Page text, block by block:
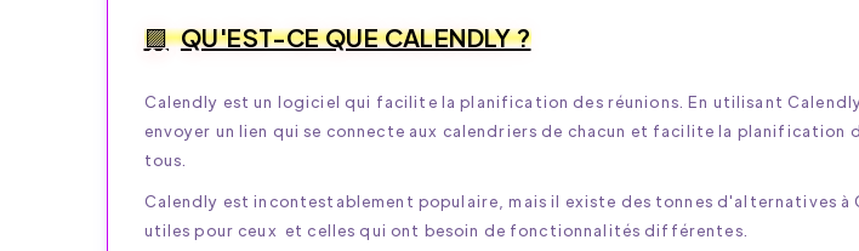
OPTIMISÉS –
GRATUITEMENT
!
QU'EST-CE QUE CALENDLY ?
Calendly est un logiciel qui facilite la planification des réunions. En utilisant
envoyer un lien qui se connecte aux calendriers de chacun et facilite la planification
tous.
Calendly est incontestablement populaire, mais il existe des tonnes d'alternatives à
utiles pour ceux et celles qui ont besoin de fonctionnalités différentes.